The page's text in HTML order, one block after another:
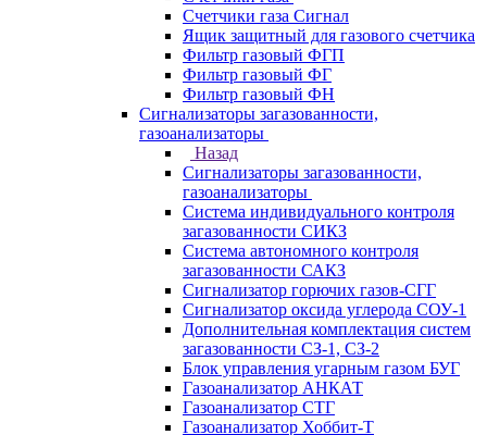
Счетчики газа Сигнал
Ящик защитный для газового счетчика
Фильтр газовый ФГП
Фильтр газовый ФГ
Фильтр газовый ФН
Сигнализаторы загазованности,
газоанализаторы
Назад
Сигнализаторы загазованности,
газоанализаторы
Система индивидуального контроля
загазованности СИКЗ
Система автономного контроля
загазованности САКЗ
Сигнализатор горючих газов-СГГ
Сигнализатор оксида углерода СОУ-1
Дополнительная комплектация систем
загазованности СЗ-1, СЗ-2
Блок управления угарным газом БУГ
Газоанализатор АНКАТ
Газоанализатор СТГ
Газоанализатор Хоббит-Т